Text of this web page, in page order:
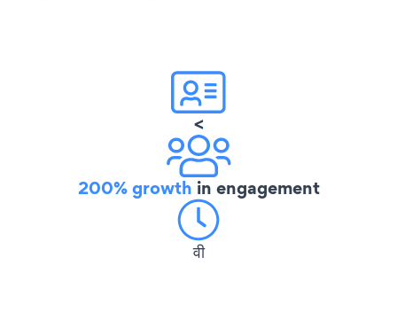
<
200% growth in engagement
वी